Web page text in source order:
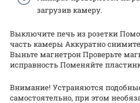
загрузив камеру.
Выключите печь из розетки
часть камеры Аккуратно
Выньте магнетрон Проверьте
исправность Поменяйте
Внимание! Устраняются
самостоятельно, при этом